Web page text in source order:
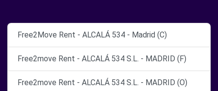
Free2Move Rent - ALCALÁ 534 - Madrid (C)
Free2move Rent - ALCALÁ 534 S.L. - MADRID (F)
Free2move Rent - ALCALÁ 534 S.L. - MADRID (O)